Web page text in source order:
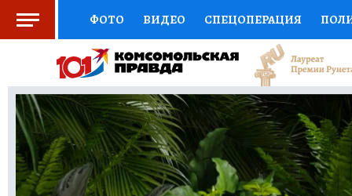
ФОТО ВИДЕО СПЕЦОПЕРАЦИЯ
СОЦПОДДЕРЖКА НАУКА СПОРТ
ВЫБОР ЭКСПЕРТОВ ДОКТОР
КНИЖНАЯ ПОЛКА ПРОГНОЗЫ НА СПОРТ
ПРЕСС-ЦЕНТР НЕДВИЖИМОСТЬ